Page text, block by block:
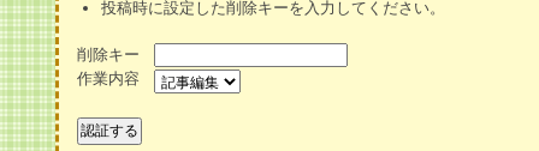
投稿時に設定した削除キーを入力してください。
削除キー
作業内容